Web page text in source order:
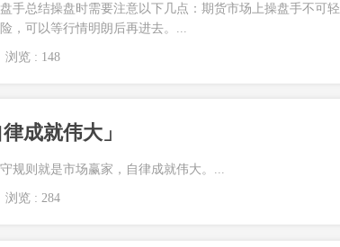
手总结操盘时需要注意以下几点：期货市场上操盘手不可轻
，可以等行情明朗后再进去。...
浏览 : 148
成就伟大」
规则就是市场赢家，自律成就伟大。...
浏览 : 284